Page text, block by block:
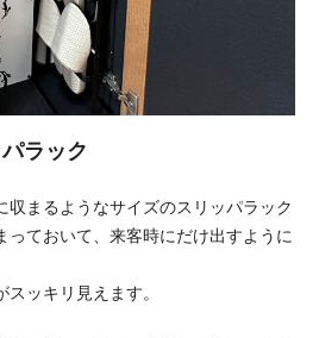
ラック
収まるようなサイズのスリッパラック
っておいて、来客時にだけ出すように
ッキリ見えます。